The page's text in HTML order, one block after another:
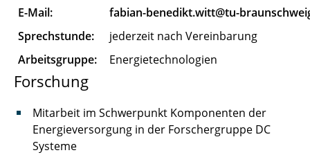
Gand Max
Garn Till
Gebhardt Gerald
Gorkow Nelly
E-Mail:
fabian-benedikt.witt@tu-
Sprechstunde:
jederzeit nach Vereinbarung
Arbeitsgruppe:
Energietechnologien
Forschung
Mitarbeit im Schwerpunkt Komponenten der
Energieversorgung in der Forschergruppe DC
Systeme